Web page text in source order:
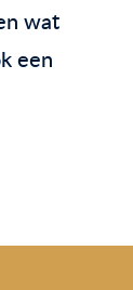
wat
een